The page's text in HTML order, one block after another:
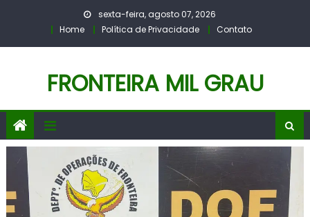
sexta-feira, agosto 07, 2026
Home
Política de Privacidade Contato
FRONTEIRA MIL GRAU